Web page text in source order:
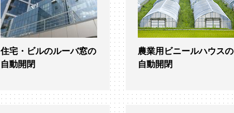
住宅・ビルのルーバ窓の
自動開閉
農業用ビニールハウスの
自動開閉